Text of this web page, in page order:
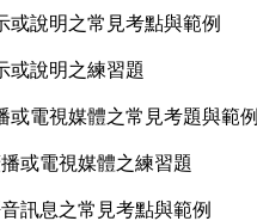
或說明之常見考點與範例
或說明之練習題
或電視媒體之常見考題與範例
或電視媒體之練習題
訊息之常見考點與範例